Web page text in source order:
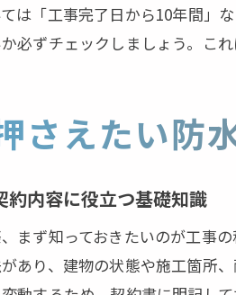
は「工事完了日から10年間」
必ずチェックしましょう。こ
さえたい防
約内容に役立つ基礎知識
まず知っておきたいのが工事
あり、建物の状態や施工箇所